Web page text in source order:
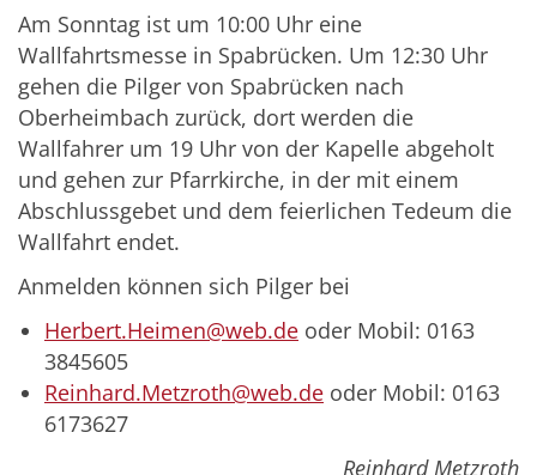
Am Sonntag ist um 10:00 Uhr eine
Wallfahrtsmesse in Spabrücken. Um 12:30 Uhr
gehen die Pilger von Spabrücken nach
Oberheimbach zurück, dort werden die
Wallfahrer um 19 Uhr von der Kapelle abgeholt
und gehen zur Pfarrkirche, in der mit einem
Abschlussgebet und dem feierlichen Tedeum die
Wallfahrt endet.
Anmelden können sich Pilger bei
Herbert.Heimen@web.de oder Mobil: 0163
3845605
Reinhard.Metzroth@web.de oder Mobil: 0163
6173627
Reinhard Metzroth